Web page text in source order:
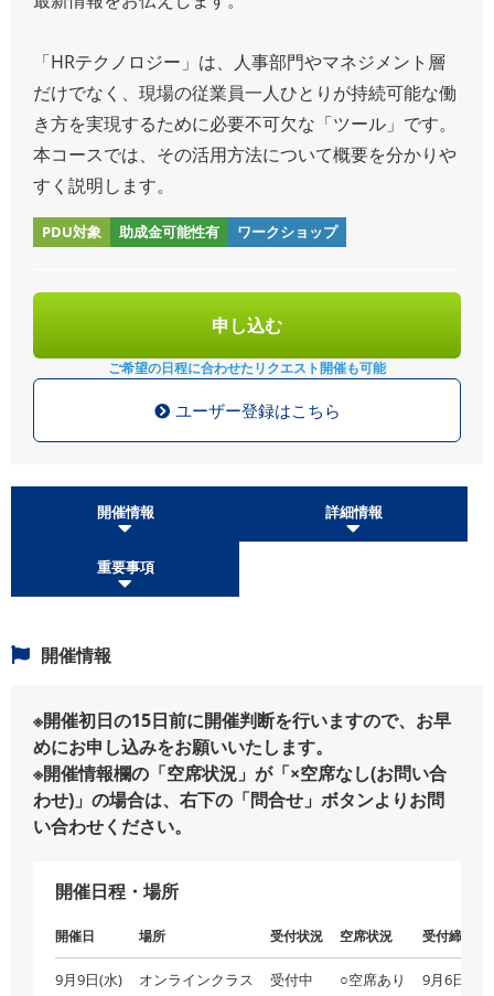
「HRテクノロジー」は、人事部門やマネジメント層
だけでなく、現場の従業員一人ひとりが持続可能な働
き方を実現するために必要不可欠な「ツール」です。
本コースでは、その活用方法について概要を分かりや
すく説明します。
PDU対象 助成金可能性有 ワークショップ
申し込む
ご希望の日程に合わせたリクエスト開催も可能
ユーザー登録はこちら
開催情報 詳細情報
重要事項
開催情報
※開催初日の15日前に開催判断を行いますので、お早
めにお申し込みをお願いいたします。
※開催情報欄の「空席状況」が「×空席なし(お問い合
わせ)」の場合は、右下の「問合せ」ボタンよりお問
い合わせください。
開催日程・場所
開催日 場所 受付状況 空席状況 受付締切
9月9日(水) オンラインクラス 受付中 ○空席あり 9月6日(日)